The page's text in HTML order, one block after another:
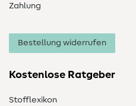
Zahlung
Bestellung widerrufen
Kostenlose Ratgeber
Stofflexikon